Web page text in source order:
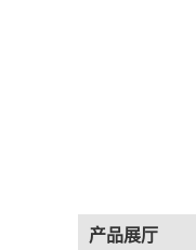
产品展厅